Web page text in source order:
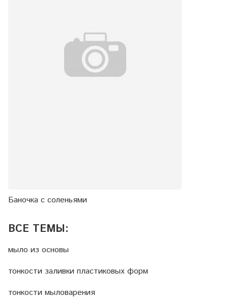
Баночка с соленьями
ВСЕ ТЕМЫ:
мыло из основы
тонкости заливки пластиковых форм
тонкости мыловарения